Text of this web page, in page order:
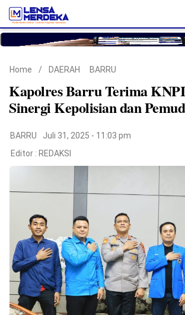
Copyright
2026
Lensa
Merdeka
Home / DAERAH BARRU
Kapolres Barru Terima
Sinergi Kepolisian dan
BARRU
Juli 31, 2025 - 11:03 pm
Editor : REDAKSI